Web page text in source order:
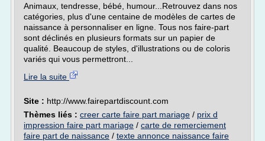
Animaux, tendresse, bébé, humour...Retrouvez dans nos
catégories, plus d'une centaine de modèles de cartes de
naissance à personnaliser en ligne. Tous nos faire-part
sont déclinés en plusieurs formats sur un papier de
qualité. Beaucoup de styles, d'illustrations ou de coloris
variés qui vous permettront...
Lire la suite
Site : http://www.fairepartdiscount.com
Thèmes liés : creer carte faire part mariage / prix d
impression faire part mariage / carte de remerciement
faire part de naissance / texte annonce naissance faire